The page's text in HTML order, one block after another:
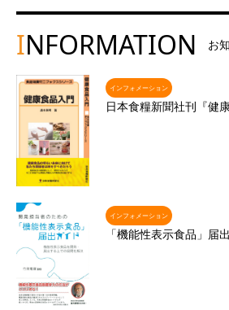
INFORMATION お
インフォメーション
日本食糧新聞社刊『健
インフォメーション
「機能性表示食品」